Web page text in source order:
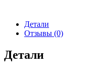
Детали
Отзывы (0)
Детали